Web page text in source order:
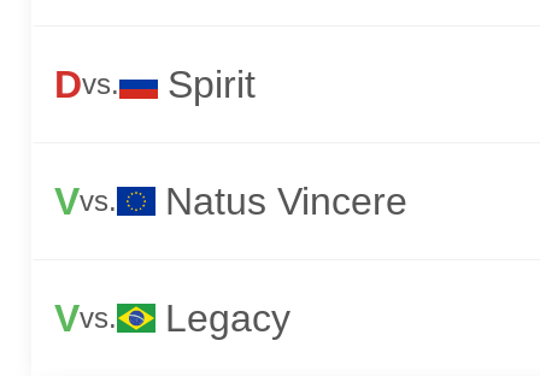
Dvs. Spirit
Vvs. Natus Vincere
Vvs. Legacy